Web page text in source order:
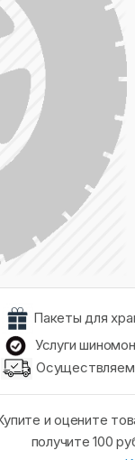
Пакеты для
Услуги
Осуществляем
и оцените
получите 100